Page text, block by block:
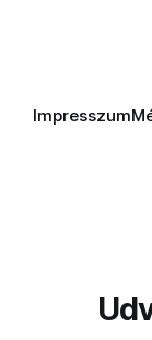
Impresszum